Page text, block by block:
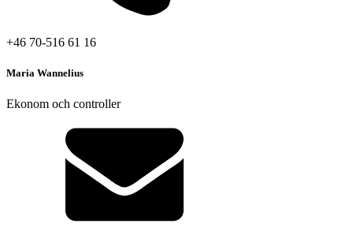
+46 70-516 61 16
Maria Wannelius
Ekonom och controller